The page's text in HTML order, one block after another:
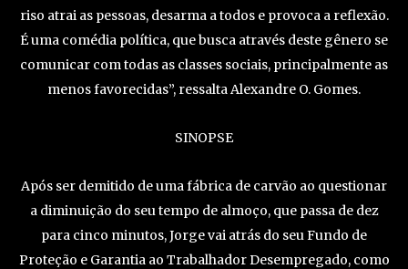
riso atrai as pessoas, desarma a todos e provoca a reflexão.
É uma comédia política, que busca através deste gênero se
comunicar com todas as classes sociais, principalmente as
menos favorecidas”, ressalta Alexandre O. Gomes.
SINOPSE
Após ser demitido de uma fábrica de carvão ao questionar
a diminuição do seu tempo de almoço, que passa de dez
para cinco minutos, Jorge vai atrás do seu Fundo de
Proteção e Garantia ao Trabalhador Desempregado, como